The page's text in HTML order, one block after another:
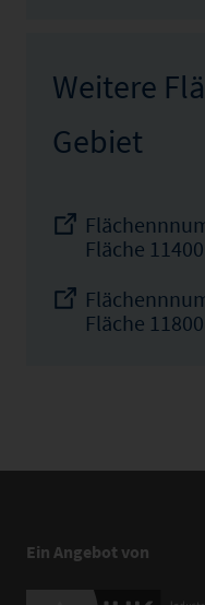
Weitere
Gebiet
Fläche
Fläche
Ein Angebot von